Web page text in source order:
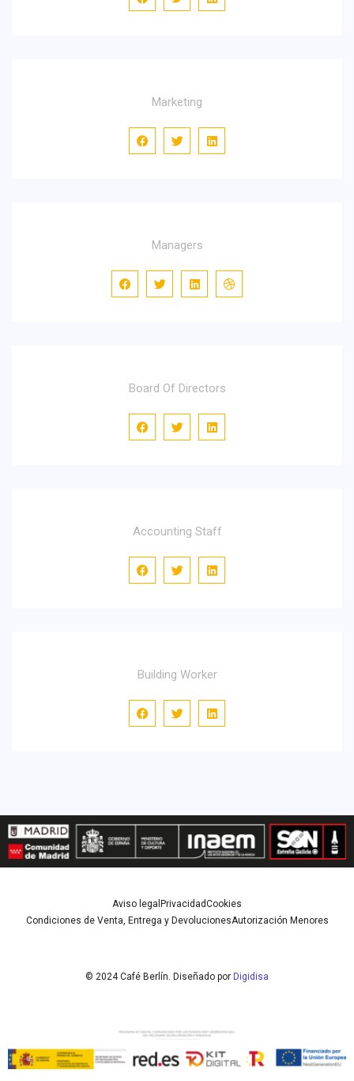
Marketing
Managers
Board Of Directors
Accounting Staff
Building Worker
© 2024 Café Berlín. Diseñado por Digidisa
Aviso legal PrivacidadCookies
Condiciones de Venta, Entrega y DevolucionesAutorización Menores